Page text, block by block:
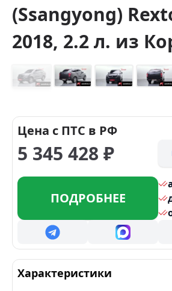
(Ssangyong)
2018, 2.2 л. из
Цена с ПТС в РФ
5 345 428 ₽
ПОДРОБНЕЕ
Характеристики